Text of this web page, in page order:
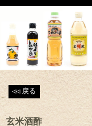
◁◁戻る
玄米酒酢